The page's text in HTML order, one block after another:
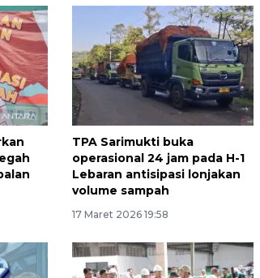
TPA Sarimukti buka
operasional 24 jam pada H-1
Lebaran antisipasi lonjakan
volume sampah
17 Maret 2026 19:58